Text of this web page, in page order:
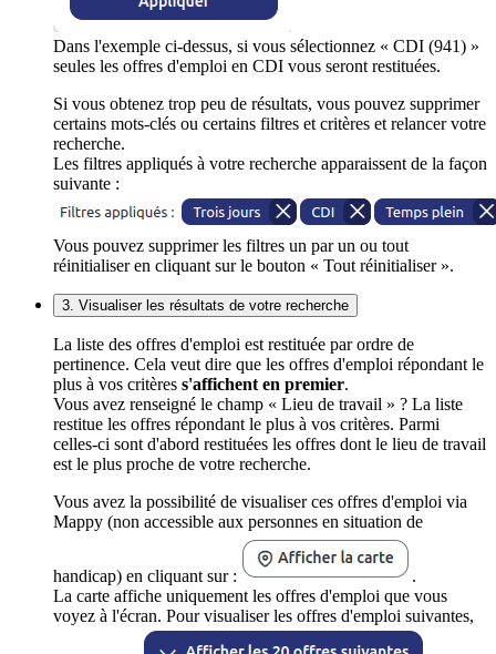
Dans l'exemple ci-dessus, si vous sélectionnez « CDI (941) »
seules les offres d'emploi en CDI vous seront restituées.
Si vous obtenez trop peu de résultats, vous pouvez supprimer
certains mots-clés ou certains filtres et critères et relancer votre
recherche.
Les filtres appliqués à votre recherche apparaissent de la façon
suivante :
Vous pouvez supprimer les filtres un par un ou tout
réinitialiser en cliquant sur le bouton « Tout réinitialiser ».
3. Visualiser les résultats de votre recherche
La liste des offres d'emploi est restituée par ordre de
pertinence. Cela veut dire que les offres d'emploi répondant le
plus à vos critères s'affichent en premier.
Vous avez renseigné le champ « Lieu de travail » ? La liste
restitue les offres répondant le plus à vos critères. Parmi
celles-ci sont d'abord restituées les offres dont le lieu de travail
est le plus proche de votre recherche.
Vous avez la possibilité de visualiser ces offres d'emploi via
Mappy (non accessible aux personnes en situation de
handicap) en cliquant sur :
.
La carte affiche uniquement les offres d'emploi que vous
voyez à l'écran. Pour visualiser les offres d'emploi suivantes,